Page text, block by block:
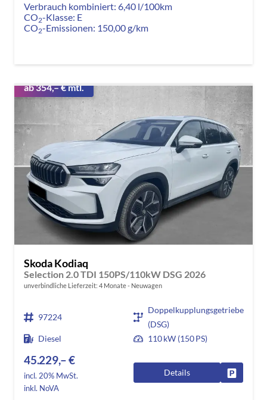
Verbrauch kombiniert: 6,40 l/100km
CO2-Klasse: E
CO2-Emissionen: 150,00 g/km
ab 354,– € mtl.
Skoda Kodiaq
Selection 2.0 TDI 150PS/110kW DSG 2026
unverbindliche Lieferzeit: 4 Monate Neuwagen
97224
Doppelkupplungsgetriebe
(DSG)
Diesel
110 kW (150 PS)
45.229,– €
incl. 20% MwSt.
inkl. NoVA
Details